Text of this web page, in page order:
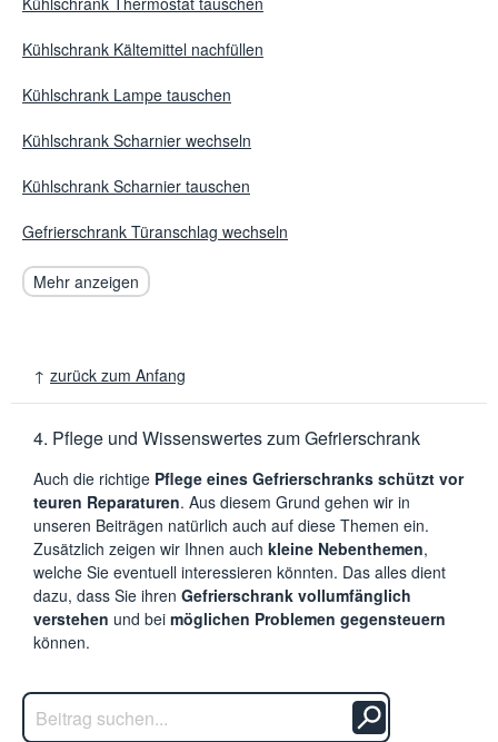
Kühlschrank Kältemittel nachfüllen
Kühlschrank Lampe tauschen
Kühlschrank Scharnier wechseln
Kühlschrank Scharnier tauschen
Gefrierschrank Türanschlag wechseln
Mehr anzeigen
↑ zurück zum Anfang
4. Pflege und Wissenswertes zum Gefrierschrank
Auch die richtige Pflege eines Gefrierschranks schützt vor
teuren Reparaturen. Aus diesem Grund gehen wir in
unseren Beiträgen natürlich auch auf diese Themen ein.
Zusätzlich zeigen wir Ihnen auch kleine Nebenthemen,
welche Sie eventuell interessieren könnten. Das alles dient
dazu, dass Sie ihren Gefrierschrank vollumfänglich
verstehen und bei möglichen Problemen gegensteuern
können.